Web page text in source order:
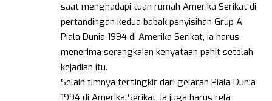
saat menghadapi tuan rumah Amerika Serikat di
pertandingan kedua babak penyisihan Grup A
Piala Dunia 1994 di Amerika Serikat, ia harus
menerima serangkaian kenyataan pahit setelah
kejadian itu.
Selain timnya tersingkir dari gelaran Piala Dunia
1994 di Amerika Serikat, ia juga harus rela